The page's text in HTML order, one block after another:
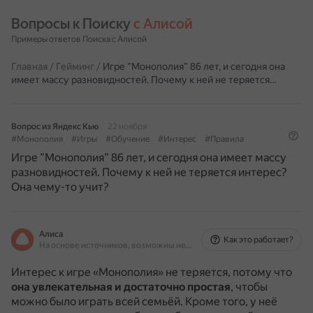
Вопросы к Поиску с Алисой
Примеры ответов Поиска с Алисой
Главная / Гейминг / Игре ”Монополия” 86 лет, и сегодня она
имеет массу разновидностей. Почему к ней не теряется…
Вопрос из Яндекс Кью
22 ноября
#Монополия
#Игры #Обучение #Интерес #Правила
Игре ”Монополия” 86 лет, и сегодня она имеет массу
разновидностей. Почему к ней не теряется интерес?
Она чему-то учит?
Алиса
На основе источников, возможны неточности
Как это работает?
Интерес к игре «Монополия» не теряется, потому что
она увлекательная и достаточно простая, чтобы
можно было играть всей семьёй. Кроме того, у неё